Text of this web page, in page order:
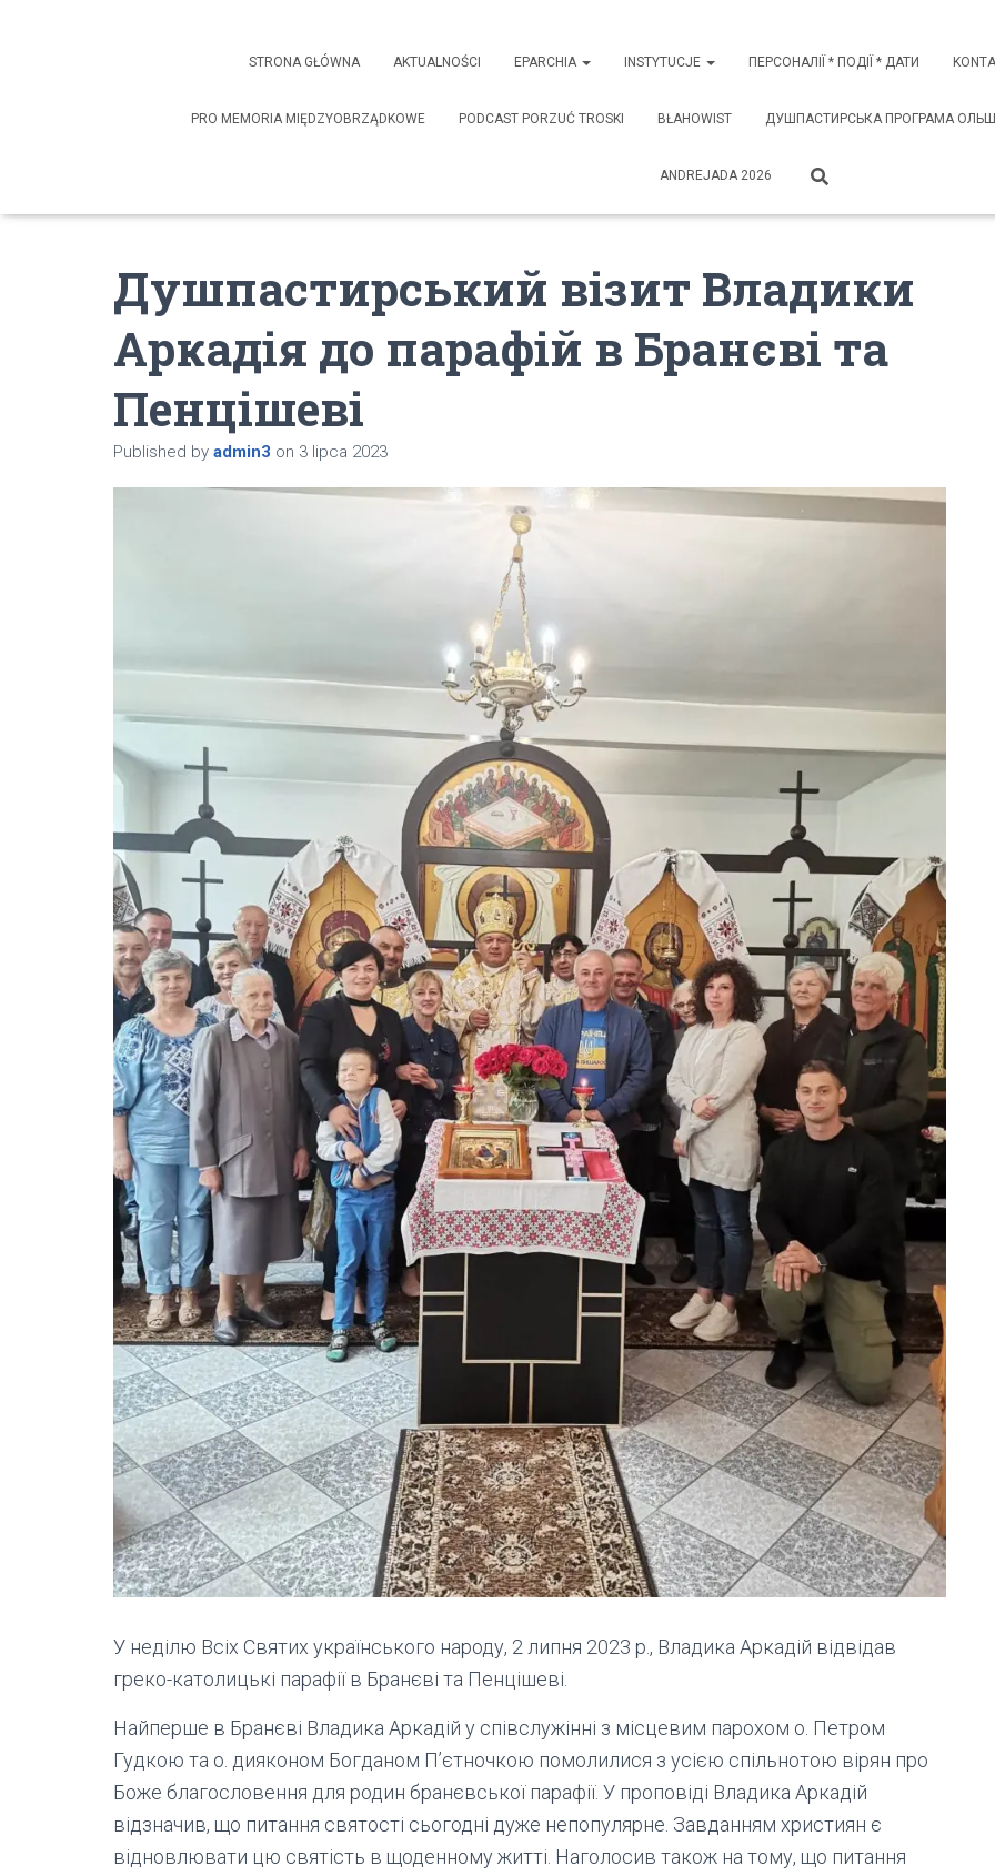
STRONA GŁÓWNA AKTUALNOŚCI EPARCHIA INSTYTUCJE ПЕРСОНАЛІЇ * ПОДІЇ * ДАТИ
PRO MEMORIA MIĘDZYOBRZĄDKOWE PODCAST PORZUĆ TROSKI BŁAHOWIST ДУШПАСТИРСЬКА ПРОГРАМА
ANDREJADA 2026
Душпастирський візит Владики
Аркадія до парафій в Бранєві та
Пенцішеві
Published by admin3 on 3 lipca 2023
У неділю Всіх Святих українського народу, 2 липня 2023 р., Владика Аркадій відвідав
греко-католицькі парафії в Бранєві та Пенцішеві.
Найперше в Бранєві Владика Аркадій у співслужінні з місцевим парохом о. Петром
Гудкою та о. дияконом Богданом П’єтночкою помолилися з усією спільнотою вірян про
Боже благословення для родин бранєвської парафії. У проповіді Владика Аркадій
відзначив, що питання святості сьогодні дуже непопулярне. Завданням християн є
відновлювати цю святість в щоденному житті. Наголосив також на тому, що питання